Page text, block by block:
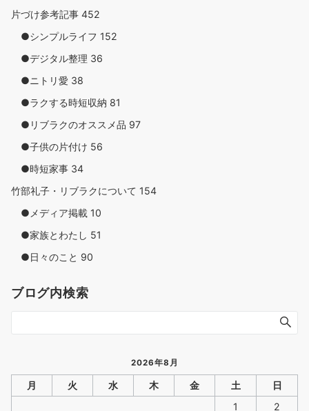
片づけ参考記事 452
●シンプルライフ 152
●デジタル整理 36
●ニトリ愛 38
●ラクする時短収納 81
●リブラクのオススメ品 97
●子供の片付け 56
●時短家事 34
竹部礼子・リブラクについて 154
●メディア掲載 10
●家族とわたし 51
●日々のこと 90
ブログ内検索
2026年8月
月 火 水 木 金 土
日
1
2